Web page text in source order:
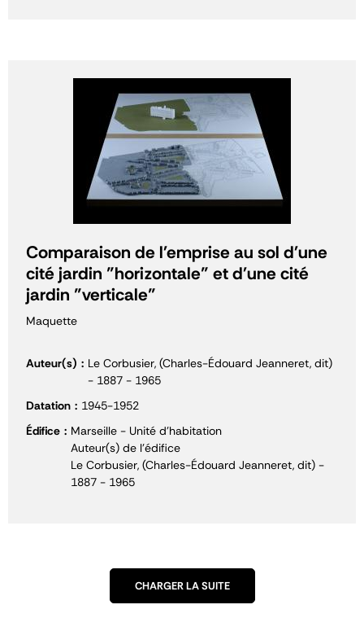
Comparaison de l'emprise au sol d'une
cité jardin "horizontale" et d'une cité
jardin "verticale"
Maquette
Auteur(s)
Le Corbusier, (Charles-Édouard Jeanneret, dit)
- 1887 - 1965
Datation
1945-1952
Édifice
Marseille - Unité d'habitation
Auteur(s) de l'édifice
Le Corbusier, (Charles-Édouard Jeanneret, dit) -
1887 - 1965
CHARGER LA SUITE